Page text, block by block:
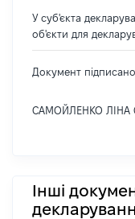
У суб'єкта
об'єкти для
Документ
САМОЙЛЕНКО ЛІНА
Інші